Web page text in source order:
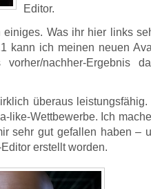
Editor.
einiges. Was ihr hier links
kann ich meinen neuen
vorher/nachher-Ergebnis
überaus
like-Wettbewerbe. Ich
sehr gut gefallen haben –
erstellt worden.